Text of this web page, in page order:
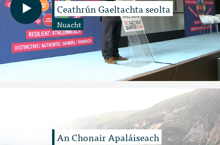
Ceathrún Gaeltachta seolta
Nuacht
An Chonair Apaláiseach